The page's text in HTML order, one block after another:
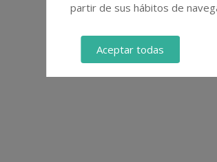
partir de sus hábitos de
Aceptar todas